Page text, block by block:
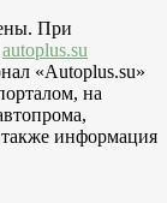
При
autoplus.su
«Autoplus.su»
на
информация